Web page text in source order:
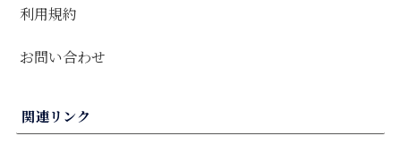
利用規約
お問い合わせ
関連リンク